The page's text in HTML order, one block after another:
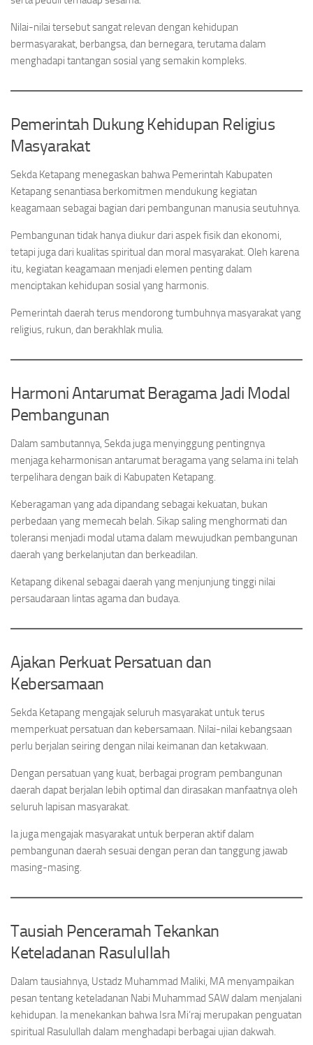
Nilai-nilai tersebut sangat relevan dengan kehidupan
bermasyarakat, berbangsa, dan bernegara, terutama dalam
menghadapi tantangan sosial yang semakin kompleks.
Pemerintah Dukung Kehidupan Religius
Masyarakat
Sekda Ketapang menegaskan bahwa Pemerintah Kabupaten
Ketapang senantiasa berkomitmen mendukung kegiatan
keagamaan sebagai bagian dari pembangunan manusia seutuhnya.
Pembangunan tidak hanya diukur dari aspek fisik dan ekonomi,
tetapi juga dari kualitas spiritual dan moral masyarakat. Oleh karena
itu, kegiatan keagamaan menjadi elemen penting dalam
menciptakan kehidupan sosial yang harmonis.
Pemerintah daerah terus mendorong tumbuhnya masyarakat yang
religius, rukun, dan berakhlak mulia.
Harmoni Antarumat Beragama Jadi Modal
Pembangunan
Dalam sambutannya, Sekda juga menyinggung pentingnya
menjaga keharmonisan antarumat beragama yang selama ini telah
terpelihara dengan baik di Kabupaten Ketapang.
Keberagaman yang ada dipandang sebagai kekuatan, bukan
perbedaan yang memecah belah. Sikap saling menghormati dan
toleransi menjadi modal utama dalam mewujudkan pembangunan
daerah yang berkelanjutan dan berkeadilan.
Ketapang dikenal sebagai daerah yang menjunjung tinggi nilai
persaudaraan lintas agama dan budaya.
Ajakan Perkuat Persatuan dan
Kebersamaan
Sekda Ketapang mengajak seluruh masyarakat untuk terus
memperkuat persatuan dan kebersamaan. Nilai-nilai kebangsaan
perlu berjalan seiring dengan nilai keimanan dan ketakwaan.
Dengan persatuan yang kuat, berbagai program pembangunan
daerah dapat berjalan lebih optimal dan dirasakan manfaatnya oleh
seluruh lapisan masyarakat.
Ia juga mengajak masyarakat untuk berperan aktif dalam
pembangunan daerah sesuai dengan peran dan tanggung jawab
masing-masing.
Tausiah Penceramah Tekankan
Keteladanan Rasulullah
Dalam tausiahnya, Ustadz Muhammad Maliki, MA menyampaikan
pesan tentang keteladanan Nabi Muhammad SAW dalam menjalani
kehidupan. Ia menekankan bahwa Isra Mi’raj merupakan penguatan
spiritual Rasulullah dalam menghadapi berbagai ujian dakwah.